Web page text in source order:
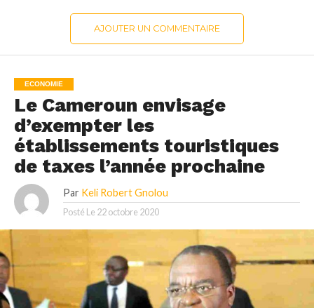
AJOUTER UN COMMENTAIRE
ECONOMIE
Le Cameroun envisage
d’exempter les
établissements touristiques
de taxes l’année prochaine
Par Keli Robert Gnolou
Posté Le 22 octobre 2020